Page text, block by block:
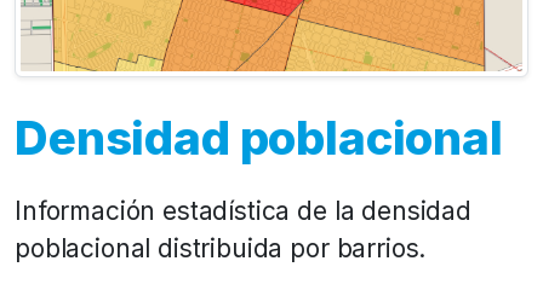
Densidad poblacional
Información estadística de la densidad
poblacional distribuida por barrios.